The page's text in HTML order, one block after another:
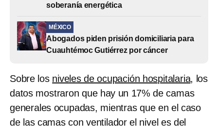
soberanía energética
MÉXICO
Abogados piden prisión domiciliaria para
Cuauhtémoc Gutiérrez por cáncer
Sobre los niveles de ocupación hospitalaria, los
datos mostraron que hay un 17% de camas
generales ocupadas, mientras que en el caso
de las camas con ventilador el nivel es del